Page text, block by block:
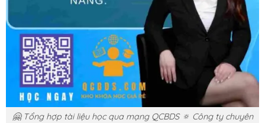
🤗 Tổng hợp tài liệu học qua mạng QCBDS 🔅 Công ty chuyên